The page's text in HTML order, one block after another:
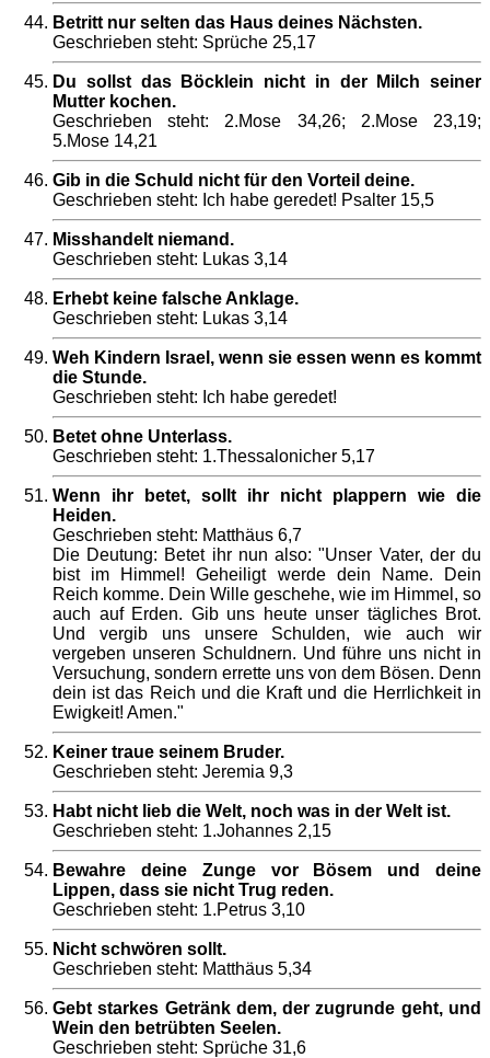
Betritt nur selten das Haus deines Nächsten.
Geschrieben steht: Sprüche 25,17
Du sollst das Böcklein nicht in der Milch seiner
Mutter kochen.
Geschrieben steht: 2.Mose 34,26; 2.Mose 23,19;
5.Mose 14,21
Gib in die Schuld nicht für den Vorteil deine.
Geschrieben steht: Ich habe geredet! Psalter 15,5
Misshandelt niemand.
Geschrieben steht: Lukas 3,14
Erhebt keine falsche Anklage.
Geschrieben steht: Lukas 3,14
Weh Kindern Israel, wenn sie essen wenn es kommt
die Stunde.
Geschrieben steht: Ich habe geredet!
Betet ohne Unterlass.
Geschrieben steht: 1.Thessalonicher 5,17
Wenn ihr betet, sollt ihr nicht plappern wie die
Heiden.
Geschrieben steht: Matthäus 6,7
Die Deutung: Betet ihr nun also: "Unser Vater, der du
bist im Himmel! Geheiligt werde dein Name. Dein
Reich komme. Dein Wille geschehe, wie im Himmel, so
auch auf Erden. Gib uns heute unser tägliches Brot.
Und vergib uns unsere Schulden, wie auch wir
vergeben unseren Schuldnern. Und führe uns nicht in
Versuchung, sondern errette uns von dem Bösen. Denn
dein ist das Reich und die Kraft und die Herrlichkeit in
Ewigkeit! Amen."
Keiner traue seinem Bruder.
Geschrieben steht: Jeremia 9,3
Habt nicht lieb die Welt, noch was in der Welt ist.
Geschrieben steht: 1.Johannes 2,15
Bewahre deine Zunge vor Bösem und deine
Lippen, dass sie nicht Trug reden.
Geschrieben steht: 1.Petrus 3,10
Nicht schwören sollt.
Geschrieben steht: Matthäus 5,34
Gebt starkes Getränk dem, der zugrunde geht, und
Wein den betrübten Seelen.
Geschrieben steht: Sprüche 31,6